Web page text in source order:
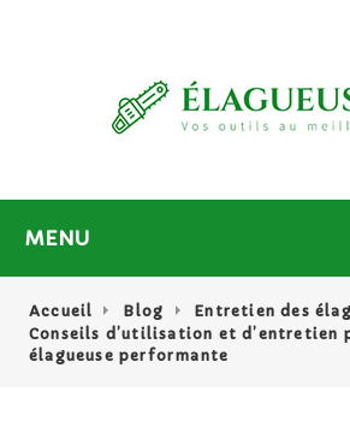
MENU
Accueil Blog
Entretien des
Conseils d’utilisation et d’entretien
élagueuse performante